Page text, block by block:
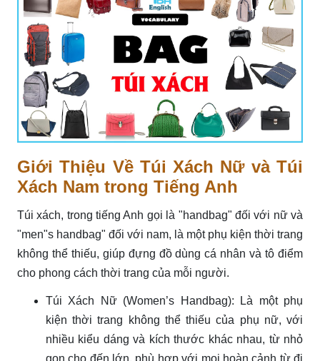
Giới Thiệu Về Túi Xách Nữ và Túi
Xách Nam trong Tiếng Anh
Túi xách, trong tiếng Anh gọi là "handbag" đối với nữ và
"men"s handbag" đối với nam, là một phụ kiện thời trang
không thể thiếu, giúp đựng đồ dùng cá nhân và tô điểm
cho phong cách thời trang của mỗi người.
Túi Xách Nữ (Women’s Handbag): Là một phụ
kiện thời trang không thể thiếu của phụ nữ, với
nhiều kiểu dáng và kích thước khác nhau, từ nhỏ
gọn cho đến lớn, phù hợp với mọi hoàn cảnh từ đi